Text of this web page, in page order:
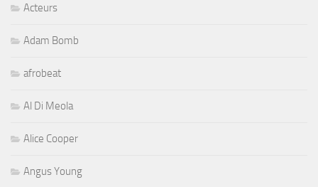
Acteurs
Adam Bomb
afrobeat
Al Di Meola
Alice Cooper
Angus Young